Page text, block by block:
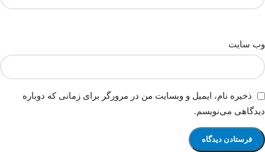
وب‌ سایت
ذخیره نام، ایمیل و وبسایت من در مرورگر برای زمانی که دوباره
دیدگاهی می‌نویسم.